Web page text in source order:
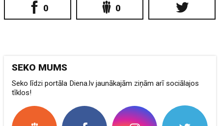
0 0
SEKO MUMS
Seko līdzi portāla Diena.lv jaunākajām ziņām arī sociālajos
tīklos!